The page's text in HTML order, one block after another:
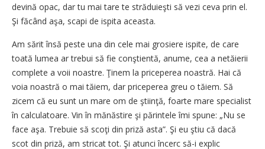
devină opac, dar tu mai tare te străduieşti să vezi ceva prin el.
Şi făcând aşa, scapi de ispita aceasta.
Am sărit însă peste una din cele mai grosiere ispite, de care
toată lumea ar trebui să fie conştientă, anume, cea a netăierii
complete a voii noastre. Ţinem la priceperea noastră. Hai că
voia noastră o mai tăiem, dar priceperea greu o tăiem. Să
zicem că eu sunt un mare om de ştiinţă, foarte mare specialist
în calculatoare. Vin în mănăstire şi părintele îmi spune: „Nu se
face aşa. Trebuie să scoţi din priză asta”. Şi eu ştiu că dacă
scot din priză, am stricat tot. Şi atunci încerc să-i explic